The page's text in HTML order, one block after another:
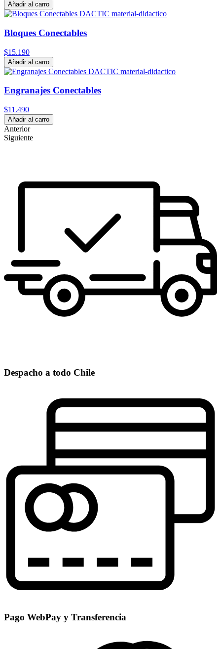
Añadir al carro
Bloques Conectables
$15.190
Añadir al carro
Engranajes Conectables
$11.490
Añadir al carro
Anterior
Siguiente
Despacho a todo Chile
Pago WebPay y Transferencia